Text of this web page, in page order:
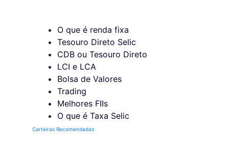
O que é renda fixa
Tesouro Direto Selic
CDB ou Tesouro Direto
LCI e LCA
Bolsa de Valores
Trading
Melhores FIIs
O que é Taxa Selic
Carteiras Recomendadas